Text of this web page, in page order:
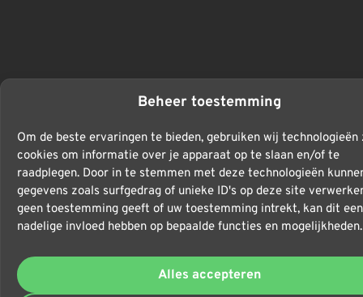
Beheer toestemming
Om de beste ervaringen te bieden, gebruiken wij technologieën
cookies om informatie over je apparaat op te slaan en/of te
raadplegen. Door in te stemmen met deze technologieën
gegevens zoals surfgedrag of unieke ID's op deze site
geen toestemming geeft of uw toestemming intrekt, kan dit een
nadelige invloed hebben op bepaalde functies en mogelijkheden.
Alles accepteren